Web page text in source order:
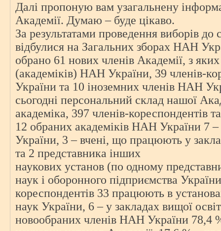
Далі пропоную вам узагальнену
Академії. Думаю – буде цікаво.
За результатами проведення виборів
відбулися на Загальних зборах НАН
обрано 61 нових членів Академії, з
(академіків) НАН України, 39 членів-
України та 10 іноземних членів НАН
сьогодні персональний склад нашої
академіка, 397 членів-кореспондентів
12 обраних академіків НАН України 7
України, 3 – вчені, що працюють у
та 2 представника інших
наукових установ (по одному
наук і оборонного підприємства
кореспондентів 33 працюють в
наук України, 6 – у закладах вищої
новообраних членів НАН України 78,4